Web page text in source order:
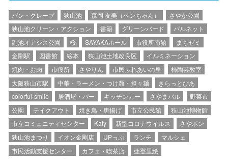
パン・クレープ 狭山池 森岡 友美（ペンちゃん）
さやか公園
狭山池クリーン・アクション
書籍 グリーンバード
パルネット
副池オアシス公園
桜 SAYAKAホール 市役所南館
まちゼミ
金剛駅
図書館 絵本 狭山池土地改良区
イルミネーション
焼肉・お肉
市役所 さやりん 市民ふれあいの里
柿陶芸教室
大阪狭山市駅
中華・ラーメン・つけ麺・担々麺
きらっとぴあ
colorful-smile
居酒屋・バー キッチンカー さやまバル
野菜市
公園
テイクアウト 焼き鳥・唐揚げ 市立公民館
狭山池博物館
市立コミュニティセンター
Katy 新型コロナウイルス
さやポン
狭山池まつり
イオン金剛店 UPっぷ ランチ
マルシェ
市民活動支援センター
カフェ・喫茶店
亜登里絵